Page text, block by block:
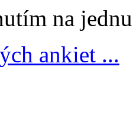
na
ankiet ...